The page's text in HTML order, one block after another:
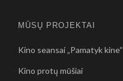
MŪSŲ PROJEKTAI
Kino seansai „Pamatyk kine“
Kino protų mūšiai